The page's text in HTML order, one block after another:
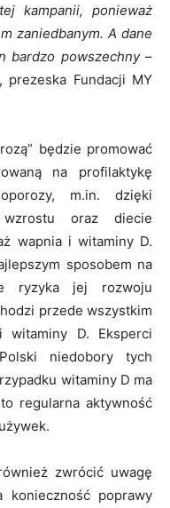
kampanii, ponieważ
zaniedbanym. A dane
bardzo powszechny –
prezeska Fundacji MY
będzie promować
na profilaktykę
m.in. dzięki
oraz diecie
wapnia i witaminy D.
sposobem na
ryzyka jej rozwoju
przede wszystkim
D. Eksperci
niedobory tych
witaminy D ma
regularna aktywność
zwrócić uwagę
poprawy